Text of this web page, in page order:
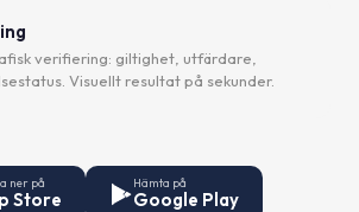
verifiering: giltighet, utfärdare,
Visuellt resultat på sekunder.
ner på
Store
Hämta på
Google Play